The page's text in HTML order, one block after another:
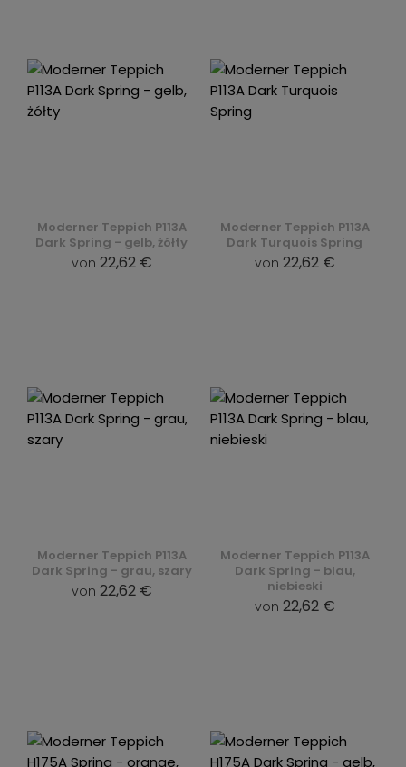
Moderner Teppich P113A
Dark Spring - gelb, żółty
von 22,62 €
Moderner Teppich P113A
Dark Turquois Spring
von 22,62 €
Moderner Teppich P113A
Dark Spring - grau, szary
von 22,62 €
Moderner Teppich P113A
Dark Spring - blau,
niebieski
von 22,62 €